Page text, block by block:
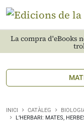
La compra d'eBooks
INICI CATÀLEG
L’HERBARI: MATES,